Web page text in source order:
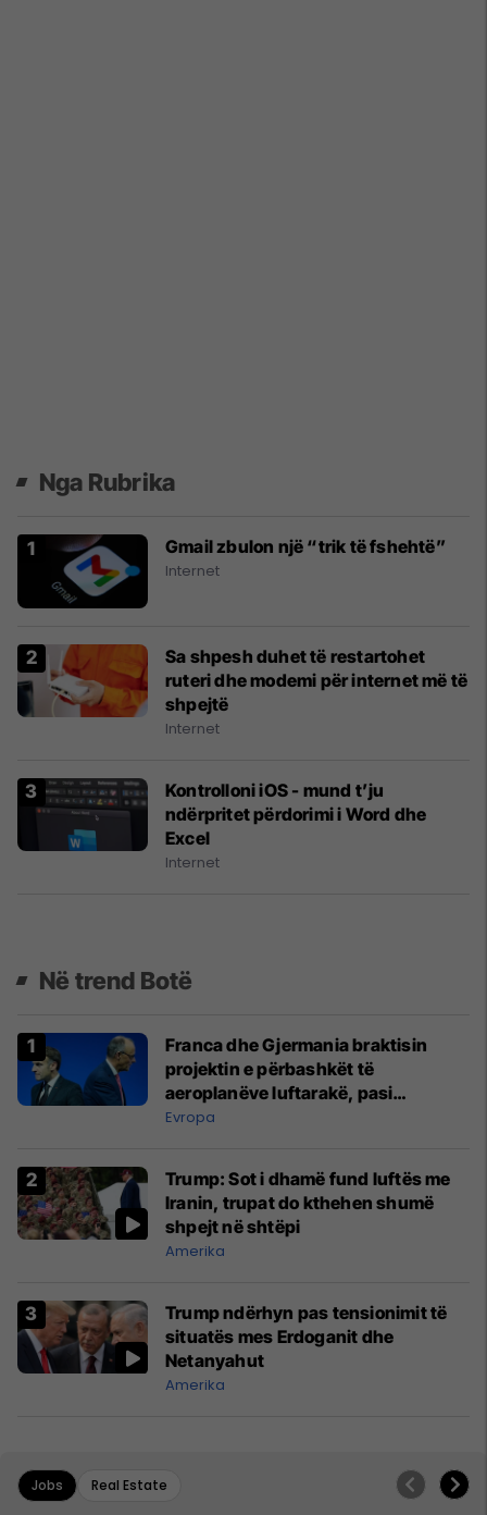
Nga Rubrika
Gmail zbulon një “trik të fshehtë”
Internet
Sa shpesh duhet të restartohet
ruteri dhe modemi për internet më të
shpejtë
Internet
Kontrolloni iOS - mund t’ju
ndërpritet përdorimi i Word dhe
Excel
Internet
Në trend Botë
Franca dhe Gjermania braktisin
projektin e përbashkët të
aeroplanëve luftarakë, pasi
kompanitë nuk arrijnë marrëveshje
Evropa
Trump: Sot i dhamë fund luftës me
Iranin, trupat do kthehen shumë
shpejt në shtëpi
Amerika
Trump ndërhyn pas tensionimit të
situatës mes Erdoganit dhe
Netanyahut
Amerika
Jobs Real Estate